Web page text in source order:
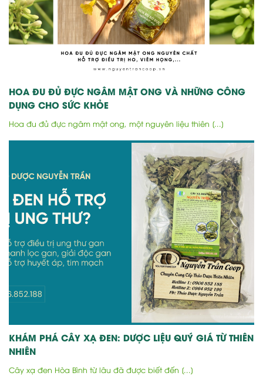
HOA ĐU ĐỦ ĐỰC NGÂM MẬT ONG VÀ NHỮNG CÔNG
DỤNG CHO SỨC KHỎE
Hoa đu đủ đực ngâm mật ong, một nguyên liệu thiên [...]
KHÁM PHÁ CÂY XẠ ĐEN: DƯỢC LIỆU QUÝ GIÁ TỪ THIÊN
NHIÊN
Cây xạ đen Hòa Bình từ lâu đã được biết đến [...]